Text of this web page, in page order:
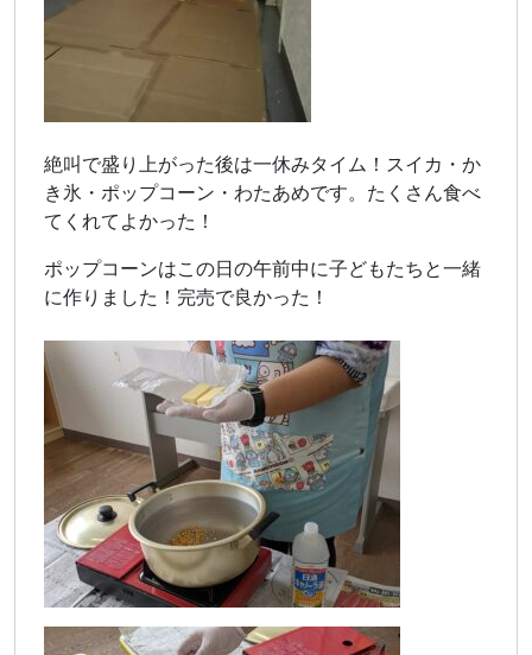
絶叫で盛り上がった後は一休みタイム！スイカ・か
き氷・ポップコーン・わたあめです。たくさん食べ
てくれてよかった！
ポップコーンはこの日の午前中に子どもたちと一緒
に作りました！完売で良かった！